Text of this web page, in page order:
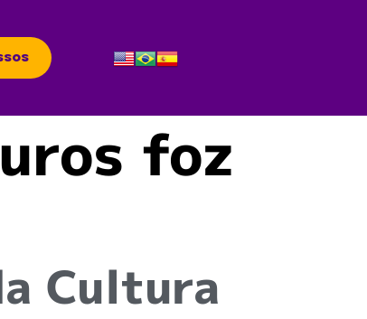
foz
Cultura